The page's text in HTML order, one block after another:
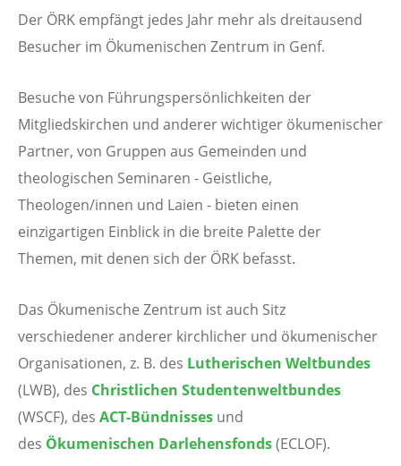
Der ÖRK empfängt jedes Jahr mehr als dreitausend
Besucher im Ökumenischen Zentrum in Genf.
Besuche von Führungspersönlichkeiten der
Mitgliedskirchen und anderer wichtiger ökumenischer
Partner, von Gruppen aus Gemeinden und
theologischen Seminaren - Geistliche,
Theologen/innen und Laien - bieten einen
einzigartigen Einblick in die breite Palette der
Themen, mit denen sich der ÖRK befasst.
Das Ökumenische Zentrum ist auch Sitz
verschiedener anderer kirchlicher und ökumenischer
Organisationen, z. B. des Lutherischen Weltbundes
(LWB), des Christlichen Studentenweltbundes
(WSCF), des ACT-Bündnisses und
des Ökumenischen Darlehensfonds(ECLOF).